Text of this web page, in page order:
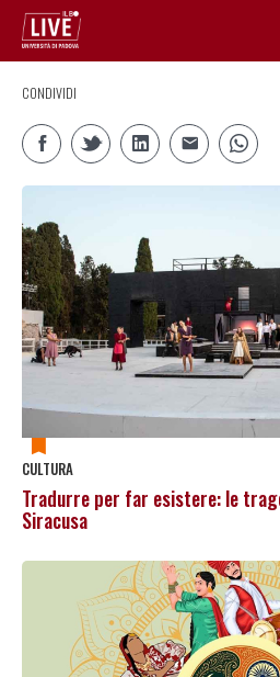
CONDIVIDI
CULTURA
Tradurre per far esistere: le
Siracusa